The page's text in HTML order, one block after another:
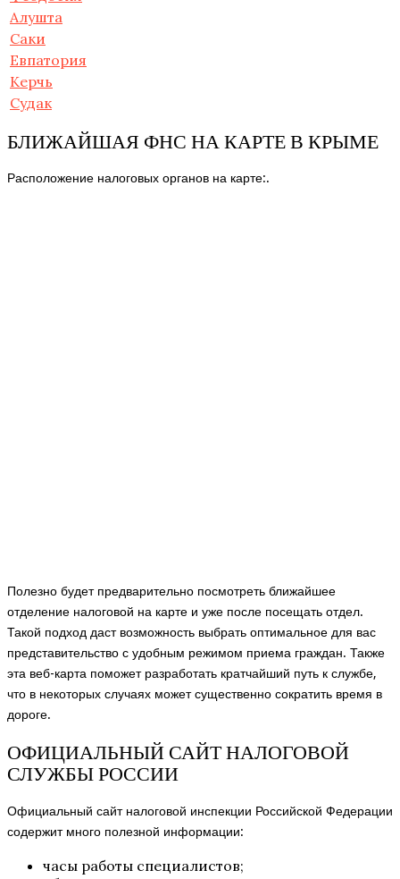
Алушта
Саки
Евпатория
Керчь
Судак
БЛИЖАЙШАЯ ФНС НА КАРТЕ В КРЫМЕ
Расположение налоговых органов на карте:.
Полезно будет предварительно посмотреть ближайшее
отделение налоговой на карте и уже после посещать отдел.
Такой подход даст возможность выбрать оптимальное для вас
представительство с удобным режимом приема граждан. Также
эта веб-карта поможет разработать кратчайший путь к службе,
что в некоторых случаях может существенно сократить время в
дороге.
ОФИЦИАЛЬНЫЙ САЙТ НАЛОГОВОЙ
СЛУЖБЫ РОССИИ
Официальный сайт налоговой инспекции Российской Федерации
содержит много полезной информации:
часы работы специалистов;